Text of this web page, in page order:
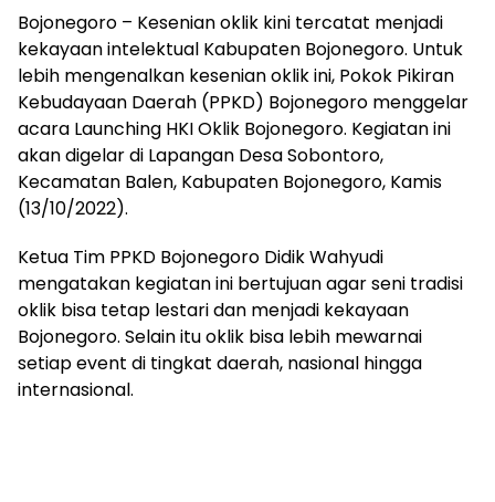
Bojonegoro – Kesenian oklik kini tercatat menjadi
kekayaan intelektual Kabupaten Bojonegoro. Untuk
lebih mengenalkan kesenian oklik ini, Pokok Pikiran
Kebudayaan Daerah (PPKD) Bojonegoro menggelar
acara Launching HKI Oklik Bojonegoro. Kegiatan ini
akan digelar di Lapangan Desa Sobontoro,
Kecamatan Balen, Kabupaten Bojonegoro, Kamis
(13/10/2022).
Ketua Tim PPKD Bojonegoro Didik Wahyudi
mengatakan kegiatan ini bertujuan agar seni tradisi
oklik bisa tetap lestari dan menjadi kekayaan
Bojonegoro. Selain itu oklik bisa lebih mewarnai
setiap event di tingkat daerah, nasional hingga
internasional.